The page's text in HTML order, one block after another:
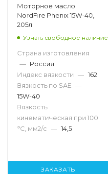
Моторное масло
NordFire Phenix 15W-40,
205л
Узнать свободное наличие
Страна изготовления
— Россия
Индекс вязкости — 162
Вязкость по SAE —
15W-40
Вязкость
кинематическая при 100
°С, мм2/с — 14,5
ЗАКАЗАТЬ